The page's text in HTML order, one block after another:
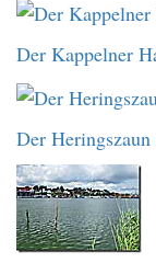
Der Kappelner
Der